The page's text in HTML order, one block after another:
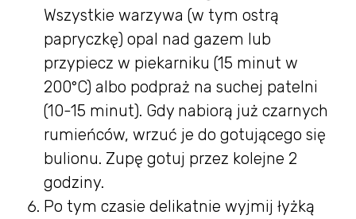
Wszystkie warzywa (w tym ostrą
papryczkę) opal nad gazem lub
przypiecz w piekarniku (15 minut w
200°C) albo podpraż na suchej patelni
(10-15 minut). Gdy nabiorą już czarnych
rumieńców, wrzuć je do gotującego się
bulionu. Zupę gotuj przez kolejne 2
godziny.
Po tym czasie delikatnie wyjmij łyżką